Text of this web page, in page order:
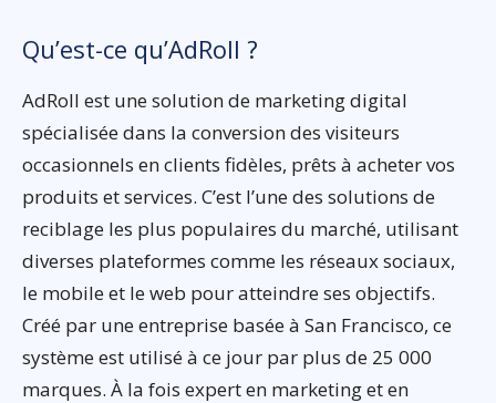
Qu’est-ce qu’AdRoll ?
AdRoll est une solution de marketing digital
spécialisée dans la conversion des visiteurs
occasionnels en clients fidèles, prêts à acheter vos
produits et services. C’est l’une des solutions de
reciblage les plus populaires du marché, utilisant
diverses plateformes comme les réseaux sociaux,
le mobile et le web pour atteindre ses objectifs.
Créé par une entreprise basée à San Francisco, ce
système est utilisé à ce jour par plus de 25 000
marques. À la fois expert en marketing et en